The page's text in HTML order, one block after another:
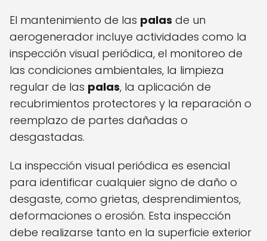
El mantenimiento de las palas de un
aerogenerador incluye actividades como la
inspección visual periódica, el monitoreo de
las condiciones ambientales, la limpieza
regular de las palas, la aplicación de
recubrimientos protectores y la reparación o
reemplazo de partes dañadas o
desgastadas.
La inspección visual periódica es esencial
para identificar cualquier signo de daño o
desgaste, como grietas, desprendimientos,
deformaciones o erosión. Esta inspección
debe realizarse tanto en la superficie exterior